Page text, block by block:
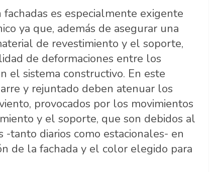
fachadas es especialmente exigente
ya que, además de asegurar una
de revestimiento y el soporte,
de deformaciones entre los
el sistema constructivo. En este
y rejuntado deben atenuar los
provocados por los movimientos
y el soporte, que son debidos al
tanto diarios como estacionales- en
de la fachada y el color elegido para